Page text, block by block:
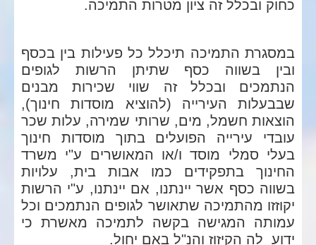
כחוק ובכלל זה ציון מטרות התמיכה.
במסגרת התמיכה תיכלל כל פעילות בין בכסף
ובין בשווה כסף שתיתן הרשות לגופים
הנתמכים ובכלל זה שווי שכירות מבנים
שבבעלות העירייה (להוציא מוסדות חינוך),
הוצאות חשמל, מים, שרותי שמירה, עלות שכר
עובדי עירייה הפועלים בתוך מוסדות חינוך
בעלי סמלי מוסד ו/או המאושרים ע"י משרד
החינוך בתפקידים כמו אבות בית, עלויות
בשווה כסף אשר יינתנו, אם יינתנו, ע"י הרשות
יקוזזו מהתמיכה שתאושר לגופים הנתמכים וכל
עמותה המגישה בקשה לתמיכה מאשרת כי
ידוע לה הקיזוז והנ"ל באם יחול.